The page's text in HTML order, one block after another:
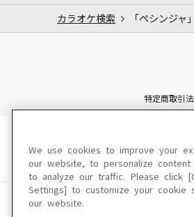
カラオケ検索 「ペシンジャ
特定商取引
このサイ
We use cookies to improve your
our website, to personalize content
to analyze our traffic. Please click
Settings] to customize your cookie
our website.